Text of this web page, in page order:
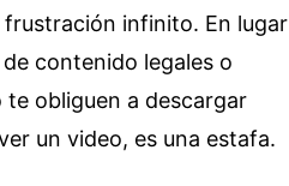
frustración infinito. En lugar
contenido legales o
obliguen a descargar
un video, es una estafa.